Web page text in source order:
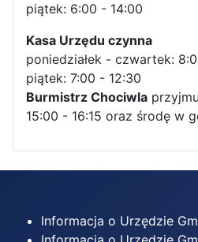
piątek: 6:00 - 14:00
Kasa Urzędu czynna
poniedziałek - czwartek:
piątek: 7:00 - 12:30
Burmistrz Chociwla
15:00 - 16:15 oraz środę w
Informacja o Urzędzie